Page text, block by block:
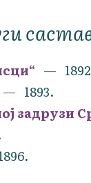
1893.
задрузи